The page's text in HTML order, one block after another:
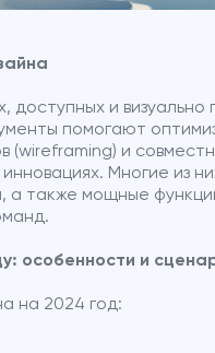
и визуально
помогают
(wireframing) и
Многие из
а также мощные
особенности и
на 2024 год: